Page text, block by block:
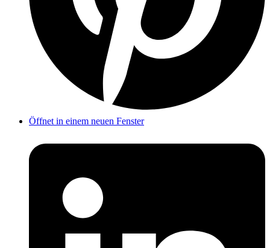
Öffnet in einem neuen Fenster